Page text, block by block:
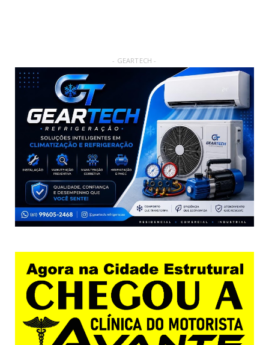
- GEARTECH -